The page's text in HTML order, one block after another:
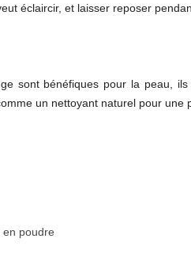
éclaircir, et laisser reposer
sont bénéfiques pour la peau,
un nettoyant naturel pour une
en poudre